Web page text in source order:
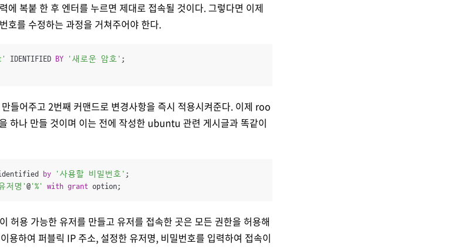
에 복붙 한 후 엔터를 누르면 제대로 접속될 것이다. 그렇다면 이제
호를 수정하는 과정을 거쳐주어야 한다.
IDENTIFIED BY '새로운 암호' ;
들어주고 2번째 커맨드로 변경사항을 즉시 적용시켜준다. 이제 roo
하나 만들 것이며 이는 전에 작성한 ubuntu 관련 게시글과 똑같이
by '사용할 비밀번호' ;
저명'@'%' with grant option;
허용 가능한 유저를 만들고 유저를 접속한 곳은 모든 권한을 허용해
용하여 퍼블릭 IP 주소, 설정한 유저명, 비밀번호를 입력하여 접속이